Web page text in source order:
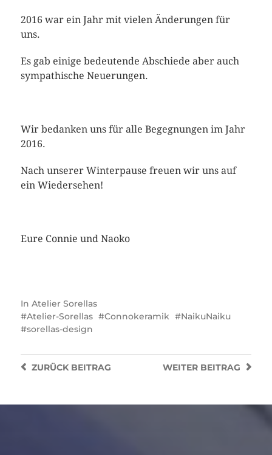
2016 war ein Jahr mit vielen Änderungen für
uns.
Es gab einige bedeutende Abschiede aber auch
sympathische Neuerungen.
Wir bedanken uns für alle Begegnungen im Jahr
2016.
Nach unserer Winterpause freuen wir uns auf
ein Wiedersehen!
Eure Connie und Naoko
In Atelier Sorellas
Atelier-Sorellas
Connokeramik
NaikuNaiku
sorellas-design
WEITER BEITRAG
ZURÜCKBEITRAG